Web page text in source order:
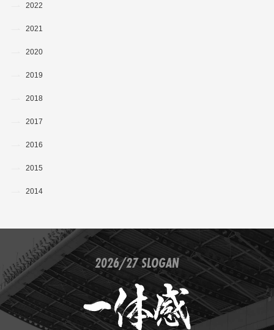
2022
2021
2020
2019
2018
2017
2016
2015
2014
2026/27 SLOGAN